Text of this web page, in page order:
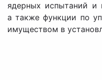
ядерных испытаний и
а также функции по
имуществом в